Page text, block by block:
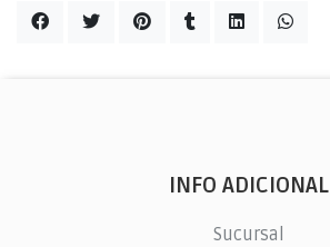
INFO ADICIONAL
Sucursal